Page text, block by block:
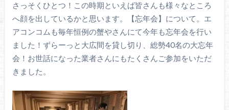
さっそくひとつ！この時期といえば皆さんも様々なところ
へ顔を出しているかと思います。【忘年会】について。エ
アコンコムも毎年恒例の蟹やさんにて今年も忘年会を行い
ました！ずらーっと大広間を貸し切り、総勢40名の大忘年
会！お世話になった業者さんにもたくさんご参加をいただ
きました。